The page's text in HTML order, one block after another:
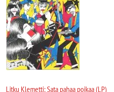
Litku Klemetti: Sata pahaa poikaa (LP)